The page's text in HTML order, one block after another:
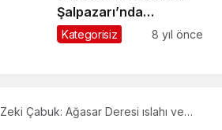
Şalpazarı’nda
ebediyete uğurlandı
Kategorisiz 8 yıl önce
Zeki Çabuk: Ağasar Deresi ıslahı ve